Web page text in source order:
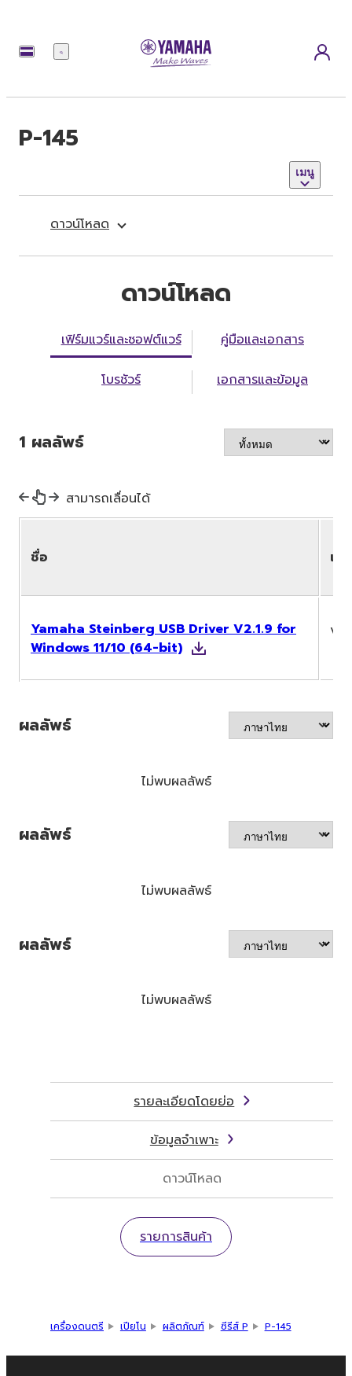
เมนู
P-145
เมนู
ดาวน์โหลด
ดาวน์โหลด
เฟิร์มแวร์และซอฟต์แวร์ คู่มือและเอกสาร
โบรชัวร์ เอกสารและข้อมูล
1 ผลลัพธ์
สามารถเลื่อนได้
ชื่อ เว
Yamaha Steinberg USB Driver V2.1.9 for
Windows 11/10 (64-bit)
ผลลัพธ์
ไม่พบผลลัพธ์
ผลลัพธ์
ไม่พบผลลัพธ์
ผลลัพธ์
ไม่พบผลลัพธ์
รายละเอียดโดยย่อ
ข้อมูลจำเพาะ
ดาวน์โหลด
รายการสินค้า
เครื่องดนตรี เปียโน ผลิตภัณฑ์ ซีรีส์ P P-145